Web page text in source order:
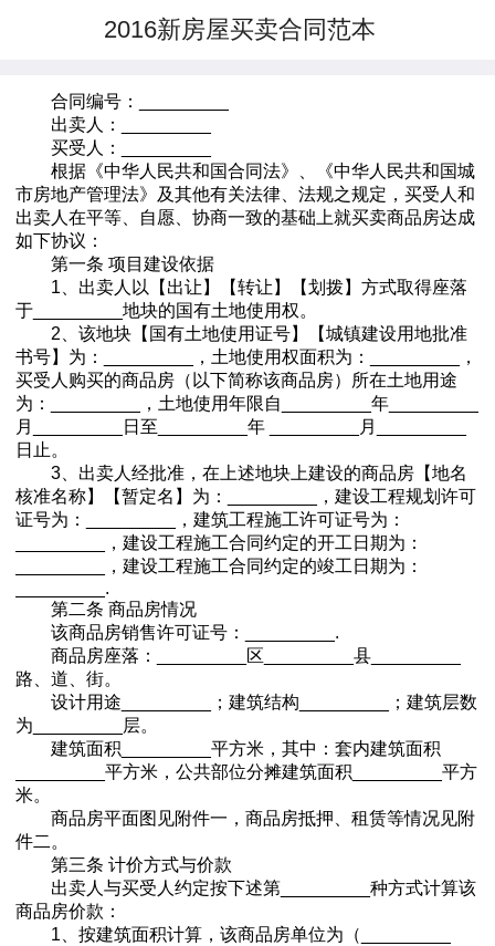
2016新房屋买卖合同范本
合同编号：_________
出卖人：_________
买受人：_________
根据《中华人民共和国合同法》、《中华人民共和国城
市房地产管理法》及其他有关法律、法规之规定，买受人和
出卖人在平等、自愿、协商一致的基础上就买卖商品房达成
如下协议：
第一条 项目建设依据
1、出卖人以【出让】【转让】【划拨】方式取得座落
于_________地块的国有土地使用权。
2、该地块【国有土地使用证号】【城镇建设用地批准
书号】为：_________，土地使用权面积为：_________，
买受人购买的商品房（以下简称该商品房）所在土地用途
为：_________，土地使用年限自_________年_________
月_________日至_________年 _________月_________
日止。
3、出卖人经批准，在上述地块上建设的商品房【地名
核准名称】【暂定名】为：_________，建设工程规划许可
证号为：_________，建筑工程施工许可证号为：
_________，建设工程施工合同约定的开工日期为：
_________，建设工程施工合同约定的竣工日期为：
_________.
第二条 商品房情况
该商品房销售许可证号：_________.
商品房座落：_________区_________县_________
路、道、街。
设计用途_________；建筑结构_________；建筑层数
为_________层。
建筑面积_________平方米，其中：套内建筑面积
_________平方米，公共部位分摊建筑面积_________平方
米。
商品房平面图见附件一，商品房抵押、租赁等情况见附
件二。
第三条 计价方式与价款
出卖人与买受人约定按下述第_________种方式计算该
商品房价款：
1、按建筑面积计算，该商品房单位为（_________